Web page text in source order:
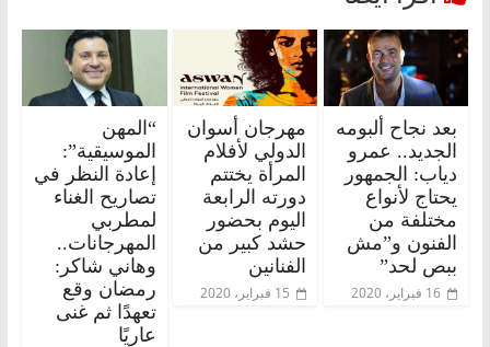
بعد نجاح ألبومه
الجديد.. عمرو
دياب: الجمهور
يحتاج لأنواع
مختلفة من
الفنون و”مش
ببص لحد”
16 فبراير، 2020
مهرجان أسوان
الدولي لأفلام
المرأة يختتم
دورته الرابعة
اليوم بحضور
حشد كبير من
الفنانين
15 فبراير، 2020
“المهن
الموسيقية”:
إعادة النظر في
تصاريح الغناء
لمطربي
المهرجانات..
وهاني شاكر:
رمضان وقع
تعهدًا ثم غنى
عاريًا